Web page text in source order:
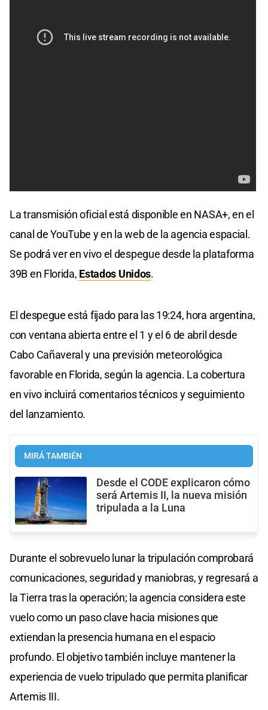
La transmisión oficial está disponible en NASA+, en el
canal de YouTube y en la web de la agencia espacial.
Se podrá ver en vivo el despegue desde la plataforma
39B en Florida, Estados Unidos.
El despegue está fijado para las 19:24, hora argentina,
con ventana abierta entre el 1 y el 6 de abril desde
Cabo Cañaveral y una previsión meteorológica
favorable en Florida, según la agencia. La cobertura
en vivo incluirá comentarios técnicos y seguimiento
del lanzamiento.
MIRÁ TAMBIÉN
Desde el CODE explicaron cómo
será Artemis II, la nueva misión
tripulada a la Luna
Durante el sobrevuelo lunar la tripulación comprobará
comunicaciones, seguridad y maniobras, y regresará a
la Tierra tras la operación; la agencia considera este
vuelo como un paso clave hacia misiones que
extiendan la presencia humana en el espacio
profundo. El objetivo también incluye mantener la
experiencia de vuelo tripulado que permita planificar
Artemis III.